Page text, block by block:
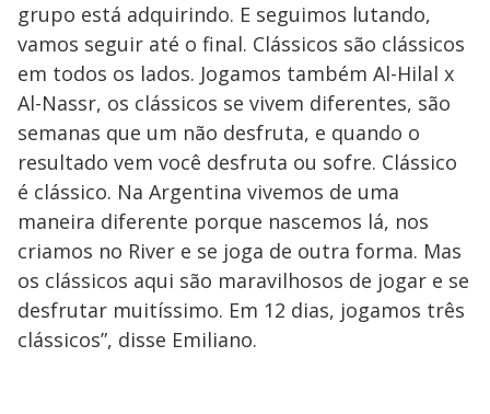
grupo está adquirindo. E seguimos lutando,
vamos seguir até o final. Clássicos são clássicos
em todos os lados. Jogamos também Al-Hilal x
Al-Nassr, os clássicos se vivem diferentes, são
semanas que um não desfruta, e quando o
resultado vem você desfruta ou sofre. Clássico
é clássico. Na Argentina vivemos de uma
maneira diferente porque nascemos lá, nos
criamos no River e se joga de outra forma. Mas
os clássicos aqui são maravilhosos de jogar e se
desfrutar muitíssimo. Em 12 dias, jogamos três
clássicos”, disse Emiliano.